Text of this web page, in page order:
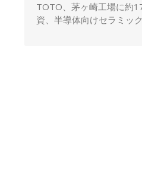
TOTO、茅ヶ崎工場に約
資、半導体向けセラミッ